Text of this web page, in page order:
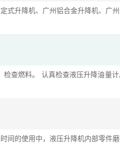
式升降机、广州铝合金升降机、广
查燃料。 认真检查液压升降油量
间的使用中，液压升降机内部零件